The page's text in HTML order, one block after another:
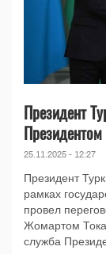
Президент
25.11.2025 - 12:27
Президент
рамках
провел
Жомартом
служба